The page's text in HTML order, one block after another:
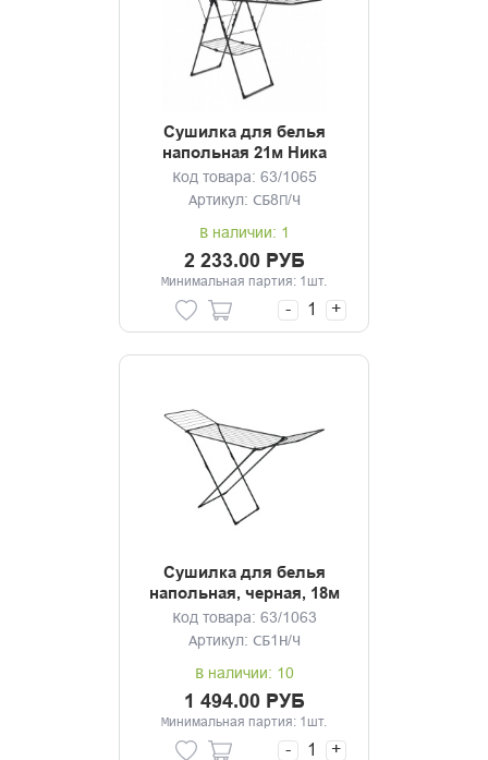
Сушилка для белья
напольная 21м Ника
черная
Код товара: 63/1065
Артикул: СБ8П/Ч
В наличии: 1
2 233.00 РУБ
Минимальная партия: 1шт.
- +
Сушилка для белья
напольная, черная, 18м
Код товара: 63/1063
Артикул: СБ1Н/Ч
В наличии: 10
1 494.00 РУБ
Минимальная партия: 1шт.
- +